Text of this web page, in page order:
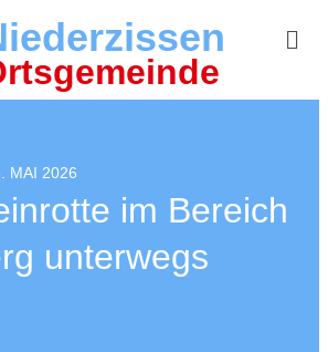
MAI 2026
im Bereich
unterwegs